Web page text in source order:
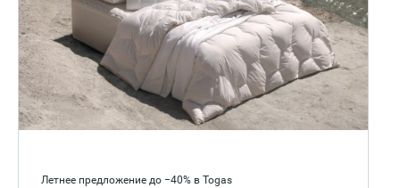
Летнее предложение до −40% в Togas